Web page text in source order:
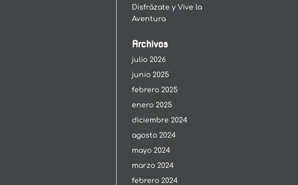
Disfrázate y Vive la
Aventura
Archivos
julio 2026
junio 2025
febrero 2025
enero 2025
diciembre 2024
agosto 2024
mayo 2024
marzo 2024
febrero 2024